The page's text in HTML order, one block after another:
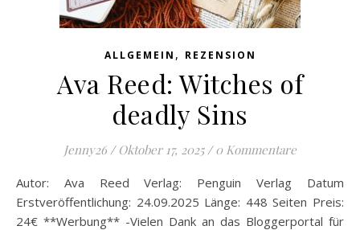
ALLGEMEIN , REZENSION
Ava Reed: Witches of
deadly Sins
Jenny26 / Oktober 17, 2025 / 0 Kommentare
Autor: Ava Reed Verlag: Penguin Verlag Datum
Erstveröffentlichung: 24.09.2025 Länge: 448 Seiten Preis:
24€ **Werbung** -Vielen Dank an das Bloggerportal für